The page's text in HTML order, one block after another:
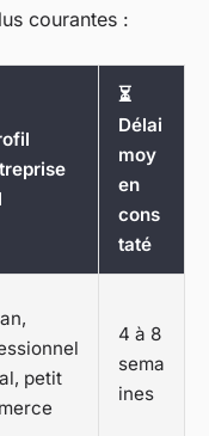
courantes :
⏳
Délai
moy
en
cons
taté
petit
4 à 8
sema
ines